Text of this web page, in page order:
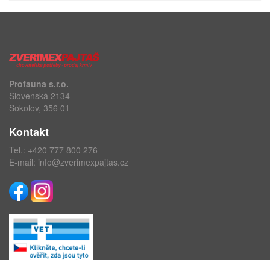
Profauna s.r.o.
Slovenská 2134
Sokolov, 356 01
Kontakt
Tel.: +420 777 800 276
E-mail: info@zverimexpajtas.cz